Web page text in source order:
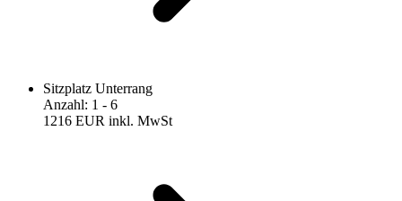
Sitzplatz Unterrang
Anzahl: 1 - 6
1216 EUR inkl. MwSt